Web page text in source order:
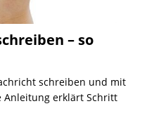
– so
schreiben und mit
Anleitung erklärt Schritt